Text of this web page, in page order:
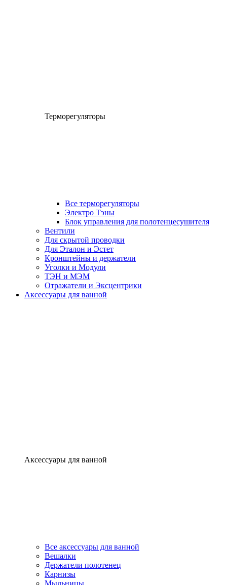
Терморегуляторы
Все терморегуляторы
Электро Тэны
Блок управления для полотенцесушителя
Вентили
Для скрытой проводки
Для Эталон и Эстет
Кронштейны и держатели
Уголки и Модули
ТЭН и МЭМ
Отражатели и Эксцентрики
Аксессуары для ванной
Аксессуары для ванной
Все аксессуары для ванной
Вешалки
Держатели полотенец
Карнизы
Мыльницы